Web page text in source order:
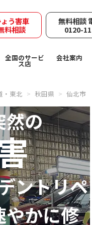
う害車
料相談
無料相談
0120-
全国のサービ
ス店
会社案内
・東北 秋田県 仙北市
然の
ントリペ
やかに修